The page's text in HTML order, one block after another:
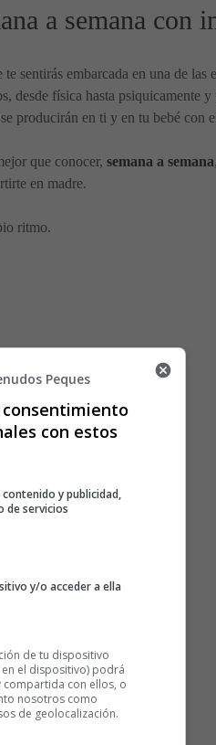
a semana con
te sentirás embarcada en una de
desde física hasta psiquicamente
producirán en ti y en tu bebé con
que conocer, semana a semana
en madre.
ritmo.
Peques
con estos
y publicidad,
de servicios
y/o acceder a ella
de tu dispositivo
el dispositivo) podrá
con ellos, o
nosotros como
de geolocalización.